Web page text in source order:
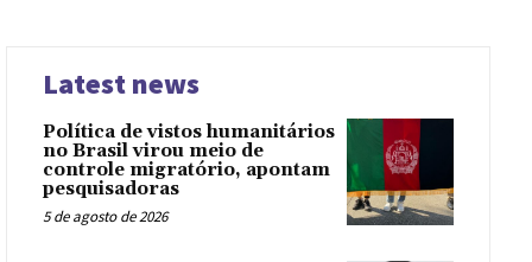
Latest news
Política de vistos humanitários
no Brasil virou meio de
controle migratório, apontam
pesquisadoras
5 de agosto de 2026